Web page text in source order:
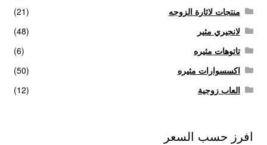
منتجات لاثارة الزوجه
(21)
لانجيري مثير
(48)
تاتوهات مثيره
(6)
اكسسوارات مثيره
(50)
العاب زوجية
(12)
افرز حسب السعر